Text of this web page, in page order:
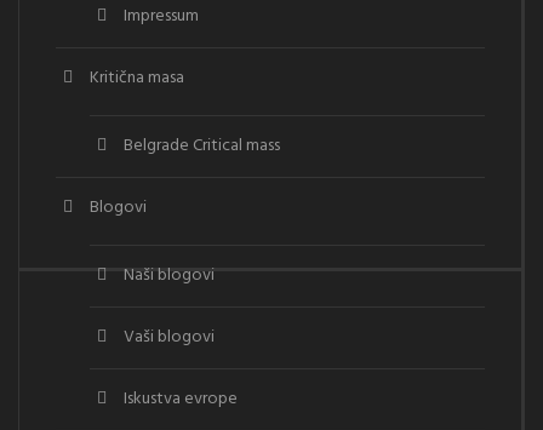
Impressum
Kritična masa
Belgrade Critical mass
Blogovi
Naši blogovi
Vaši blogovi
Iskustva evrope